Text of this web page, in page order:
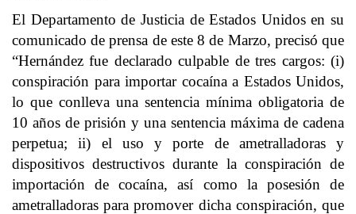
El Departamento de Justicia de Estados Unidos en su
comunicado de prensa de este 8 de Marzo, precisó que
“Hernández fue declarado culpable de tres cargos: (i)
conspiración para importar cocaína a Estados Unidos,
lo que conlleva una sentencia mínima obligatoria de
10 años de prisión y una sentencia máxima de cadena
perpetua; ii) el uso y porte de ametralladoras y
dispositivos destructivos durante la conspiración de
importación de cocaína, así como la posesión de
ametralladoras para promover dicha conspiración, que